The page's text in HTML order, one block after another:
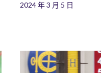
2024 年 3 月 5 日